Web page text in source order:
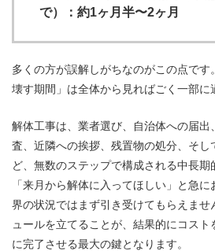
で）：約1ヶ月半〜2ヶ月
多くの方が誤解しがちなのがこの点です
壊す期間」は全体から見ればごく一部に
解体工事は、業者選び、自治体への届出
査、近隣への挨拶、残置物の処分、そし
ど、無数のステップで構成される中長期
「来月から解体に入ってほしい」と急
界の状況ではまず引き受けてもらえませ
ュールを立てることが、結果的にコス
に完了させる最大の鍵となります。